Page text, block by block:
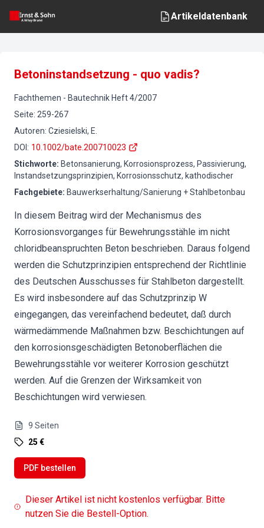
Artikeldatenbank
Betoninstandsetzung - quo vadis?
Fachthemen - Bautechnik Heft4/2007
Seite: 259-267
Autoren: Cziesielski, E.
DOI : 10.1002/bate.200710023
Stichworte: Betonsanierung, Korrosionsprozess, Passivierung,
Instandsetzungsprinzipien, Korrosionsschutz, kathodischer
Fachgebiete: Bauwerkserhaltung/Sanierung + Stahlbetonbau
In diesem Beitrag wird der Mechanismus des
Korrosionsvorganges für Bewehrungsstähle im nicht
chloridbeanspruchten Beton beschrieben. Daraus folgend
werden die Schutzprinzipien entsprechend der Richtlinie
des Deutschen Ausschusses für Stahlbeton dargestellt.
Es wird insbesondere auf das Schutzprinzip W
eingegangen, das vereinfachend bedeutet, daß durch
wärmedämmende Maßnahmen bzw. Beschichtungen auf
den korrosionsgeschädigten Betonoberflächen die
Bewehrungsstähle vor weiterer Korrosion geschützt
werden. Auf die Grenzen der Wirksamkeit von
Beschichtungen wird verwiesen.
9 Seiten
25 €
PDF bestellen
Dieser Artikel ist nicht kostenlos verfügbar. Bitte
nutzen Sie die Bestell-Option.